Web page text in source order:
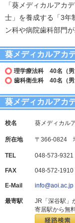
「葵メディカルアカ
士」を養成する「3年
ン科や病院歯科部門
葵メディカルアカ
理学療法科 40名（男
歯科衛生科 40名（男
葵メディカルアカ
校名 葵メディカル
所在地 〒366-0824
TEL 048-573-9321
FAX 048-572-1910
E-Mail info@aoi.ac.jp
最寄駅
JR「深谷駅」
寄居駅から無